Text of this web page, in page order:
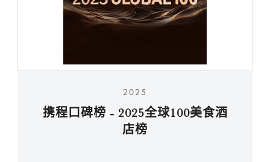
2025
携程口碑榜 - 2025全球100美食酒
店榜